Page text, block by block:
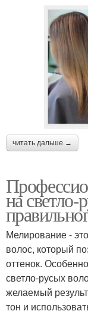
читать дальше →
на
Мелирование -
волос, который
оттенок.
светло-русых
желаемый
тон и